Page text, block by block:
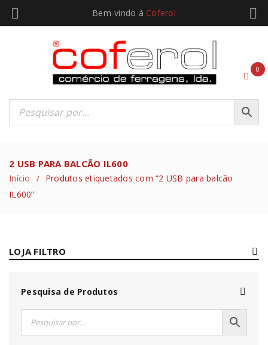
Bem-vindo à Coferol
0
2 USB PARA BALCÃO IL600
Início /
Produtos etiquetados com “2 USB para balcão
IL600”
LOJA FILTRO
Pesquisa de Produtos